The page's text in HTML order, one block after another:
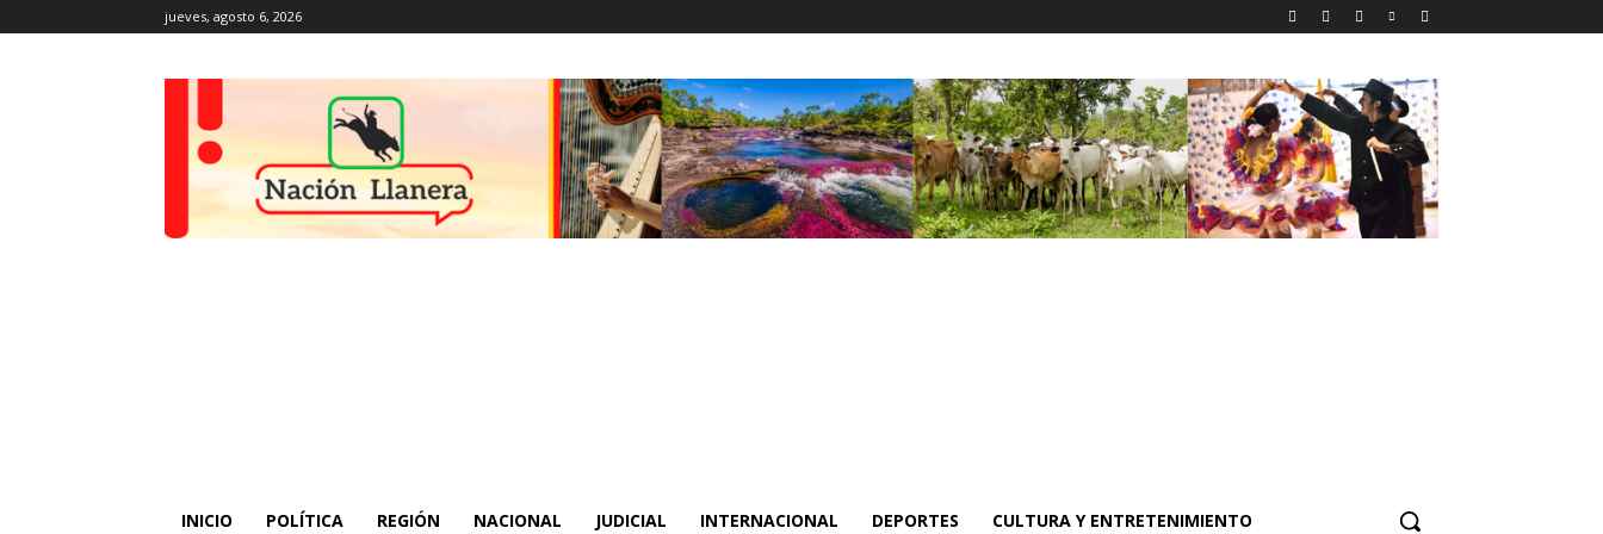
jueves, agosto 6, 2026
INICIO POLÍTICA REGIÓN NACIONAL JUDICIAL INTERNACIONAL DEPORTES CULTURA Y ENTRETENIMIENTO